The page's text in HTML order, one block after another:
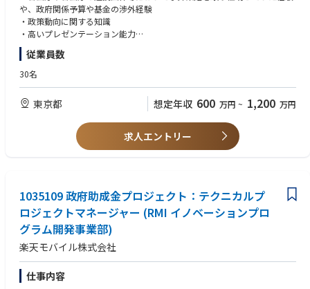
・政府関係者、業界団体等との関係構築、資金獲得
・関連イベントの企画、運営
や、政府関係予算や基金の渉外経験
・政策動向に関する知識
・高いプレゼンテーション能力
【歓迎要件】
・経産省、農水省、国交省、文科省での予算策定もしくは、経産省、農水
・宇宙事業や航空分野における規制や法律の理解、業務経験
・官公庁関連の委員会への所属
従業員数
30名
東京都 想定年収 600 万円 ~ 1,200 万円
求人エントリー
1035109 政府助成金プロジェクト：テクニカルプ
ロジェクトマネージャー (RMI イノベーションプロ
グラム開発事業部)
楽天モバイル株式会社
仕事内容